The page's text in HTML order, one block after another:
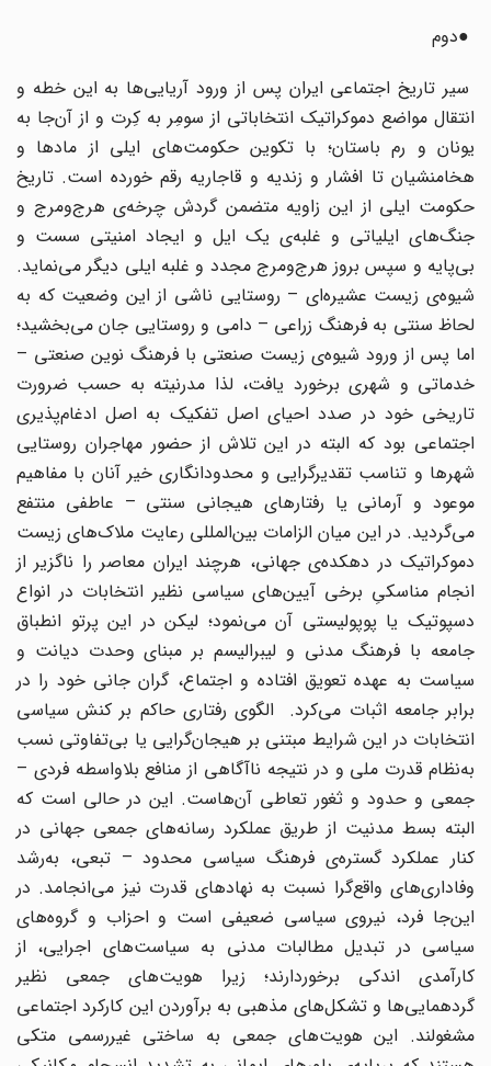
●دوم
سیر تاریخ اجتماعی ایران پس از ورود آریایی‌ها به این خطه و
انتقال مواضع دموکراتیک انتخاباتی از سومِر به کِرت و از آن‌جا به
یونان و رم باستان؛ با تکوین حکومت‌های ایلی از مادها و
هخامنشیان تا افشار و زندیه و قاجاریه رقم خورده است. تاریخ
حکومت ایلی از این زاویه متضمن گردش چرخه‌ی هرج‌ومرج و
جنگ‌های ایلیاتی و غلبه‌ی یک ایل و ایجاد امنیتی سست و
بی‌پایه و سپس بروز هرج‌ومرج مجدد و غلبه ایلی دیگر می‌نماید.
شیوه‌ی زیست عشیره‌ای – روستایی ناشی از این وضعیت که به
لحاظ سنتی به فرهنگ زراعی – دامی و روستایی جان می‌بخشید؛
اما پس از ورود شیوه‌ی زیست صنعتی با فرهنگ نوین صنعتی –
خدماتی و شهری برخورد یافت، لذا مدرنیته به حسب ضرورت
تاریخی خود در صدد احیای اصل تفکیک به اصل ادغام‌پذیری
اجتماعی بود که البته در این تلاش از حضور مهاجران روستایی
شهرها و تناسب تقدیرگرایی و محدودانگاری خیر آنان با مفاهیم
موعود و آرمانی یا رفتارهای هیجانی سنتی – عاطفی منتفع
می‌گردید. در این میان الزامات بین‌المللی رعایت ملاک‌های زیست
دموکراتیک در دهکده‌ی جهانی، هرچند ایران معاصر را ناگزیر از
انجام مناسکیِ برخی آیین‌های سیاسی نظیر انتخابات در انواع
دسپوتیک یا پوپولیستی آن می‌نمود؛ لیکن در این پرتو انطباق
جامعه با فرهنگ مدنی و لیبرالیسم بر مبنای وحدت دیانت و
سیاست به عهده تعویق افتاده و اجتماع، گران جانی خود را در
برابر جامعه اثبات می‌کرد. الگوی رفتاری حاکم بر کنش سیاسی
انتخابات در این شرایط مبتنی بر هیجان‌گرایی یا بی‌تفاوتی نسب
به‌نظام قدرت ملی و در نتیجه ناآگاهی از منافع بلاواسطه فردی –
جمعی و حدود و ثغور تعاطی آن‌هاست. این در حالی است که
البته بسط مدنیت از طریق عملکرد رسانه‌های جمعی جهانی در
کنار عملکرد گستره‌ی فرهنگ سیاسی محدود – تبعی، به‌رشد
وفاداری‌های واقع‌گرا نسبت به نهادهای قدرت نیز می‌انجامد. در
این‌جا فرد، نیروی سیاسی ضعیفی است و احزاب و گروه‌های
سیاسی در تبدیل مطالبات مدنی به سیاست‌های اجرایی، از
کارآمدی اندکی برخوردارند؛ زیرا هویت‌های جمعی نظیر
گردهمایی‌ها و تشکل‌های مذهبی به برآوردن این کارکرد اجتماعی
مشغولند. این هویت‌های جمعی به ساختی غیررسمی متکی